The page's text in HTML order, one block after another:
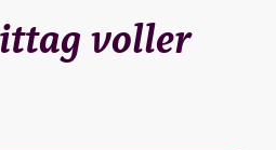
voller